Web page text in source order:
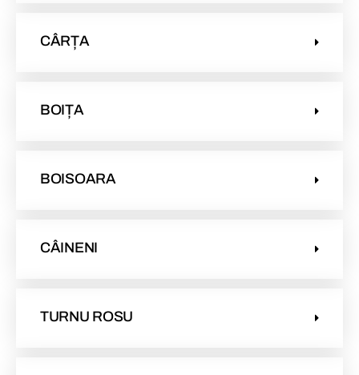
CÂRȚA
BOIȚA
BOISOARA
CÂINENI
TURNU ROSU